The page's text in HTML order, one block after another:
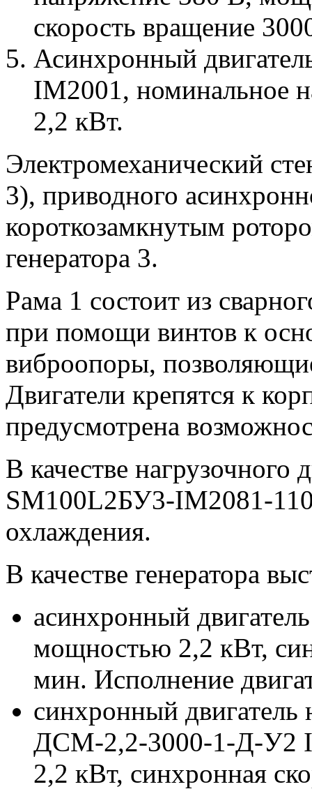
скорость вращение
Асинхронный
IM2001, номинальное
2,2 кВт.
Электромеханический
3), приводного
короткозамкнутым
генератора 3.
Рама 1 состоит из
при помощи винтов к
виброопоры,
Двигатели крепятся к
предусмотрена
В качестве нагрузочного
SM100L2БУ3-IM2081-
охлаждения.
В качестве генератора
асинхронный
мощностью 2,2 кВт,
мин. Исполнение
синхронный двигатель
ДСМ-2,2-3000-1-Д-У2
2,2 кВт, синхронная